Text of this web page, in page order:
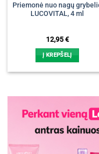
Priemonė nuo nagų
LUCOVITAL, 4 ml
12,95€
Į KREPŠELĮ